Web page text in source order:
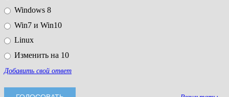
Windows 8
Win7 и Win10
Linux
Изменить на 10
Добавить свой ответ